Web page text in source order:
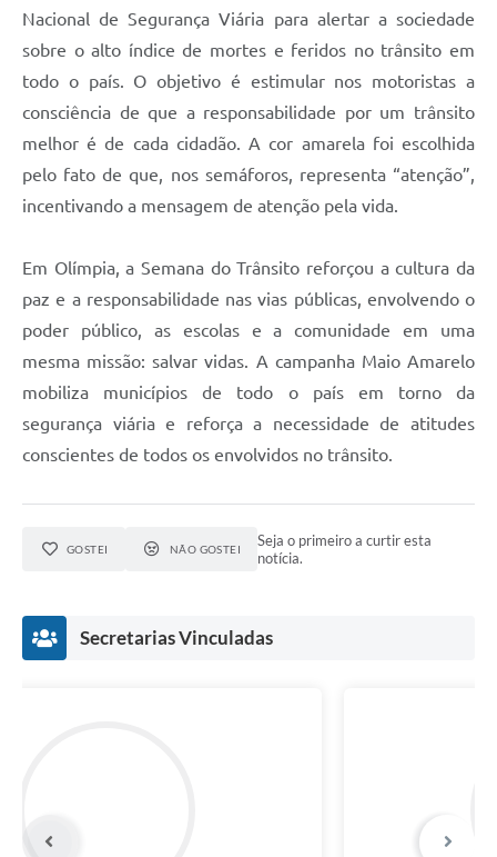
Nacional de Segurança Viária para alertar a sociedade
sobre o alto índice de mortes e feridos no trânsito em
todo o país. O objetivo é estimular nos motoristas a
consciência de que a responsabilidade por um trânsito
melhor é de cada cidadão. A cor amarela foi escolhida
pelo fato de que, nos semáforos, representa “atenção”,
incentivando a mensagem de atenção pela vida.
Em Olímpia, a Semana do Trânsito reforçou a cultura da
paz e a responsabilidade nas vias públicas, envolvendo o
poder público, as escolas e a comunidade em uma
mesma missão: salvar vidas. A campanha Maio Amarelo
mobiliza municípios de todo o país em torno da
segurança viária e reforça a necessidade de atitudes
conscientes de todos os envolvidos no trânsito.
GOSTEI NÃO GOSTEI
Seja o primeiro a curtir esta
notícia.
Secretarias Vinculadas